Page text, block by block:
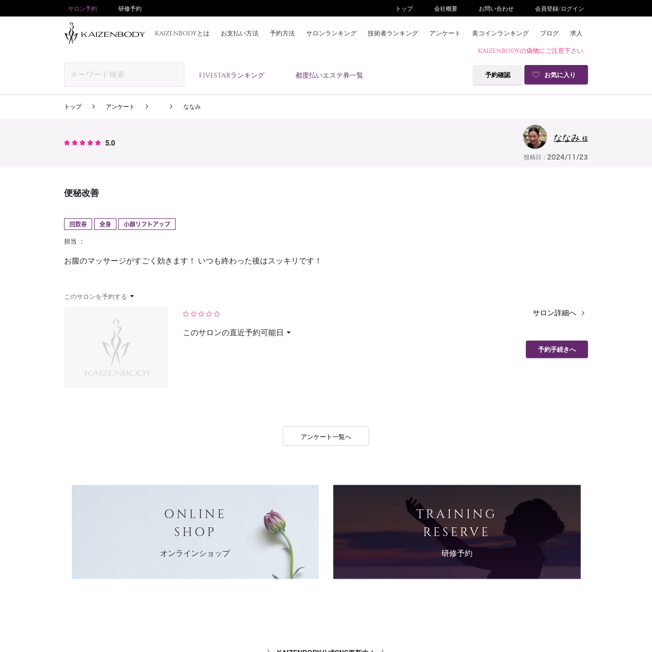
サロン予約 研修予約 トップ 会社概要 お問い合わせ 会員登録/ログイン
KAIZENBODYとは お支払い方法 予約方法 サロンランキング 技術者ランキング アンケート 美コインランキング ブログ 求人
KAIZENBODYの偽物にご注意下さい
FIVESTARランキング 都度払いエステ券一覧 予約確認 お気に入り
お支払い方法
予約方法
予約確認 お気に入り
お問い合わせ
トップ アンケート ななみ
5.0 ななみ 様
投稿日： 2024/11/23
便秘改善
回数券 全身 小顔リフトアップ
担当 ：
お腹のマッサージがすごく効きます！ いつも終わった後はスッキリです！
このサロンを予約する
このサロンの直近予約可能日
サロン詳細へ
予約手続きへ
アンケート一覧へ
ONLINE
SHOP
オンラインショップ
TRAINING
RESERVE
研修予約